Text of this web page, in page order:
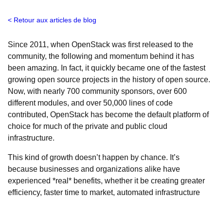
Retour aux articles de blog
Since 2011, when OpenStack was first released to the
community, the following and momentum behind it has
been amazing. In fact, it quickly became one of the fastest
growing open source projects in the history of open source.
Now, with nearly 700 community sponsors, over 600
different modules, and over 50,000 lines of code
contributed, OpenStack has become the default platform of
choice for much of the private and public cloud
infrastructure.
This kind of growth doesn’t happen by chance. It’s
because businesses and organizations alike have
experienced *real* benefits, whether it be creating greater
efficiency, faster time to market, automated infrastructure